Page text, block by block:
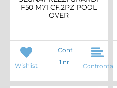
F50 M71 CF.2PZ POOL
OVER
Wishlist
Conf.
1 nr
Confronta